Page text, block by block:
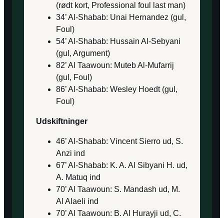
(rødt kort, Professional foul last man)
34’ Al-Shabab: Unai Hernandez (gul,
Foul)
54’ Al-Shabab: Hussain Al-Sebyani
(gul, Argument)
82’ Al Taawoun: Muteb Al-Mufarrij
(gul, Foul)
86’ Al-Shabab: Wesley Hoedt (gul,
Foul)
Udskiftninger
46’ Al-Shabab: Vincent Sierro ud, S.
Anzi ind
67’ Al-Shabab: K. A. Al Sibyani H. ud,
A. Matuq ind
70’ Al Taawoun: S. Mandash ud, M.
Al Alaeli ind
70’ Al Taawoun: B. Al Hurayji ud, C.